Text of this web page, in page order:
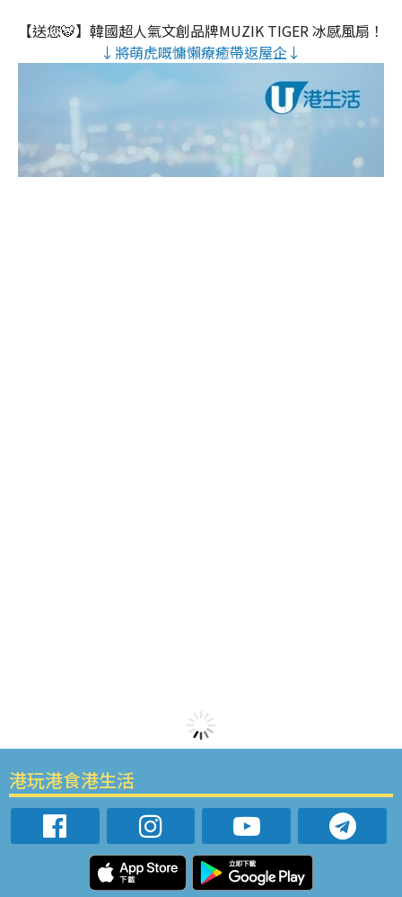
【送您🐯】韓國超人氣文創品牌MUZIK TIGER 冰感風扇！
↓將萌虎嘅慵懶療癒帶返屋企↓
港玩港食港生活